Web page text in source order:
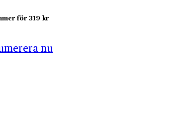
för 319 kr
nu